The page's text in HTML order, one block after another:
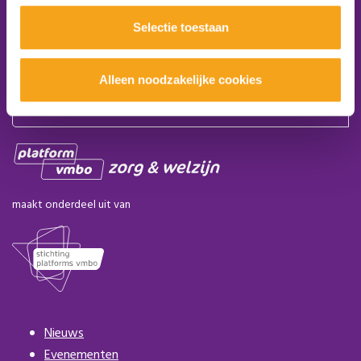
Selectie toestaan
Alleen noodzakelijke cookies
Volg ons:
Word lid van het platform
Aanmelden nieuwsbrief
maakt onderdeel uit van
Nieuws
Evenementen